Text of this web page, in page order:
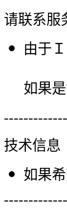
请联系服
由于
如果
技术信息
如果